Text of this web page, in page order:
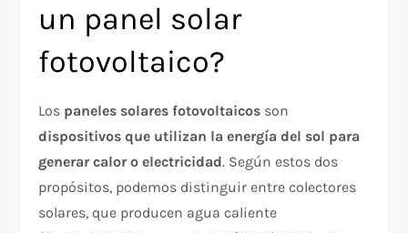
un panel solar
fotovoltaico?
Los paneles solares fotovoltaicos son
dispositivos que utilizan la energía del sol para
generar calor o electricidad. Según estos dos
propósitos, podemos distinguir entre colectores
solares, que producen agua caliente